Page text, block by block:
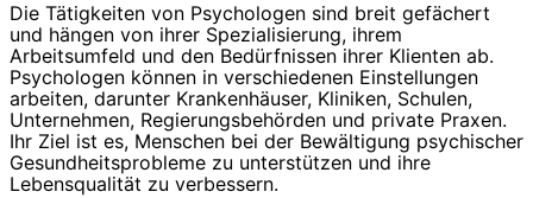
Die Tätigkeiten von Psychologen sind breit gefächert
und hängen von ihrer Spezialisierung, ihrem
Arbeitsumfeld und den Bedürfnissen ihrer Klienten ab.
Psychologen können in verschiedenen Einstellungen
arbeiten, darunter Krankenhäuser, Kliniken, Schulen,
Unternehmen, Regierungsbehörden und private Praxen.
Ihr Ziel ist es, Menschen bei der Bewältigung psychischer
Gesundheitsprobleme zu unterstützen und ihre
Lebensqualität zu verbessern.